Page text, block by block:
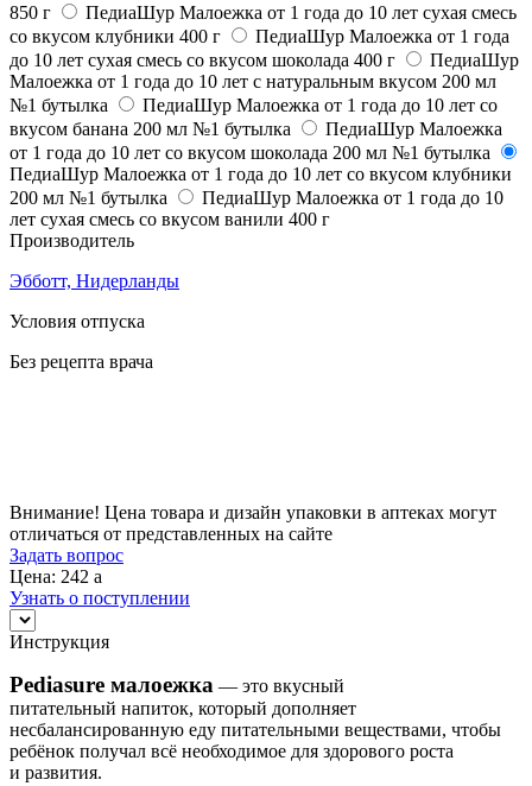
850 г
ПедиаШур Малоежка от 1 года до 10 лет сухая смесь
со вкусом клубники 400 г
ПедиаШур Малоежка от 1 года
до 10 лет сухая смесь со вкусом шоколада 400 г
ПедиаШур
Малоежка от 1 года до 10 лет с натуральным вкусом 200 мл
№1 бутылка
ПедиаШур Малоежка от 1 года до 10 лет со
вкусом банана 200 мл №1 бутылка
ПедиаШур Малоежка
от 1 года до 10 лет со вкусом шоколада 200 мл №1 бутылка
ПедиаШур Малоежка от 1 года до 10 лет со вкусом клубники
200 мл №1 бутылка
ПедиаШур Малоежка от 1 года до 10
лет сухая смесь со вкусом ванили 400 г
Производитель
Эбботт, Нидерланды
Условия отпуска
Без рецепта врача
Внимание! Цена товара и дизайн упаковки в аптеках могут
отличаться от представленных на сайте
Задать вопрос
Цена: 242 a
Узнать о поступлении
Инструкция
Pediasure малоежка — это вкусный
питательный напиток, который дополняет
несбалансированную еду питательными веществами, чтобы
ребёнок получал всё необходимое для здорового роста
и развития.